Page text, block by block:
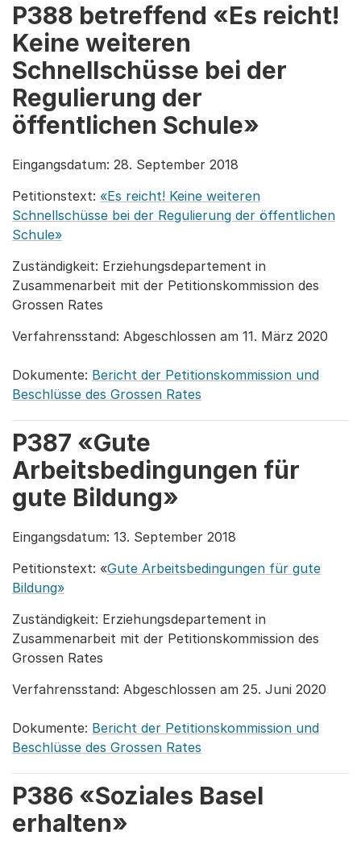
P388 betreffend «Es reicht!
Keine weiteren
Schnellschüsse bei der
Regulierung der
öffentlichen Schule»
Eingangsdatum: 28. September 2018
Petitionstext: «Es reicht! Keine weiteren
Schnellschüsse bei der Regulierung der öffentlichen
Schule»
Zuständigkeit: Erziehungsdepartement in
Zusammenarbeit mit der Petitionskommission des
Grossen Rates
Verfahrensstand: Abgeschlossen am 11. März 2020
Dokumente: Bericht der Petitionskommission und
Beschlüsse des Grossen Rates
P387 «Gute
Arbeitsbedingungen für
gute Bildung»
Eingangsdatum: 13. September 2018
Petitionstext: «Gute Arbeitsbedingungen für gute
Bildung»
Zuständigkeit: Erziehungsdepartement in
Zusammenarbeit mit der Petitionskommission des
Grossen Rates
Verfahrensstand: Abgeschlossen am 25. Juni 2020
Dokumente: Bericht der Petitionskommission und
Beschlüsse des Grossen Rates
P386 «Soziales Basel
erhalten»